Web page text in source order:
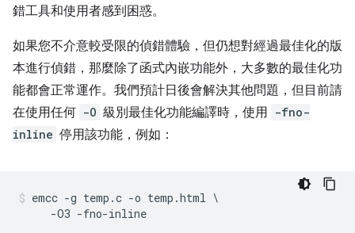
錯工具和使用者感到困惑。
如果您不介意較受限的偵錯體驗，但仍想對經過最佳化的版
本進行偵錯，那麼除了函式內嵌功能外，大多數的最佳化功
能都會正常運作。我們預計日後會解決其他問題，但目前請
在使用任何 -O 級別最佳化功能編譯時，使用 -fno-
inline 停用該功能，例如：
emcc -g temp.c -o temp.html \